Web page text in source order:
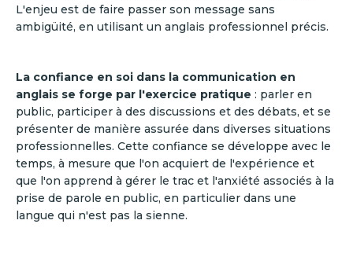
L'enjeu est de faire passer son message sans
ambigüité, en utilisant un anglais professionnel précis.
La confiance en soi dans la communication en
anglais se forge par l'exercice pratique : parler en
public, participer à des discussions et des débats, et se
présenter de manière assurée dans diverses situations
professionnelles. Cette confiance se développe avec le
temps, à mesure que l'on acquiert de l'expérience et
que l'on apprend à gérer le trac et l'anxiété associés à la
prise de parole en public, en particulier dans une
langue qui n'est pas la sienne.